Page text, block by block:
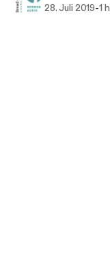
28. Juli 2019-1